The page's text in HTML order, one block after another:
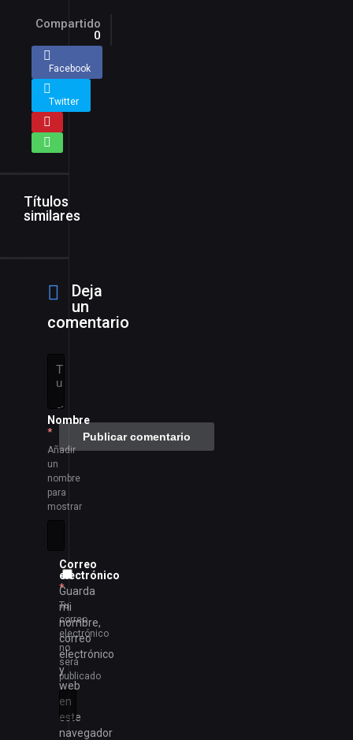
Compartido
0
Facebook
Twitter
Títulos
similares
Deja
un
comentario
Nombre
*
Añadir
un
nombre
para
mostrar
Correo
electrónico
*
Tu
correo
electrónico
no
será
publicado
Guarda
mi
nombre,
correo
electrónico
y
web
en
este
navegador